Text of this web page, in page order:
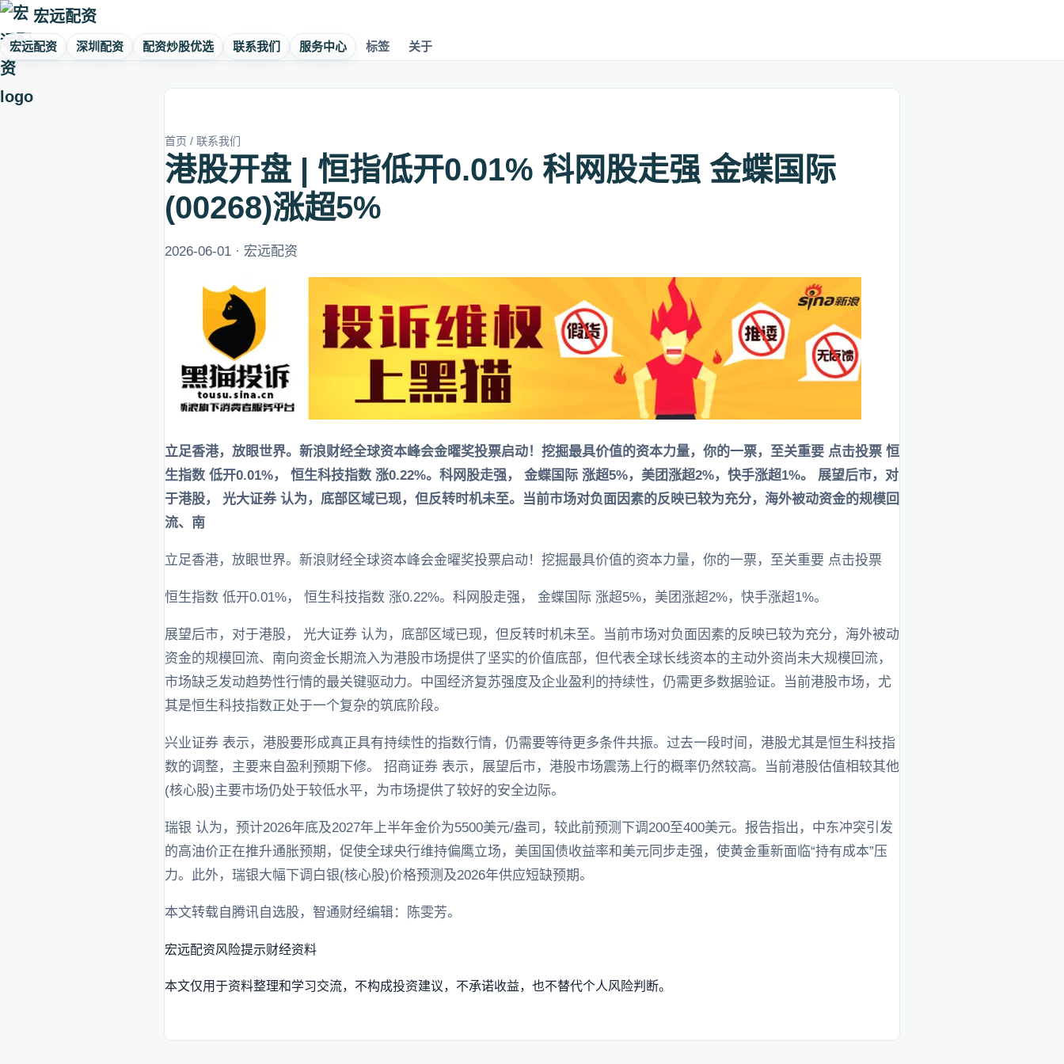
宏远配资
宏远配资 深圳配资 配资炒股优选 联系我们 服务中心 标签 关于
首页 / 联系我们
港股开盘 | 恒指低开0.01% 科网股走强 金蝶国际
(00268)涨超5%
2026-06-01 · 宏远配资
立足香港，放眼世界。新浪财经全球资本峰会金曜奖投票启动！挖掘最具价值的资本力量，你的一票，至关重要 点击投票 恒
生指数 低开0.01%， 恒生科技指数 涨0.22%。科网股走强， 金蝶国际 涨超5%，美团涨超2%，快手涨超1%。 展望后市，对
于港股， 光大证券 认为，底部区域已现，但反转时机未至。当前市场对负面因素的反映已较为充分，海外被动资金的规模回
流、南
立足香港，放眼世界。新浪财经全球资本峰会金曜奖投票启动！挖掘最具价值的资本力量，你的一票，至关重要 点击投票
恒生指数 低开0.01%， 恒生科技指数 涨0.22%。科网股走强， 金蝶国际 涨超5%，美团涨超2%，快手涨超1%。
展望后市，对于港股， 光大证券 认为，底部区域已现，但反转时机未至。当前市场对负面因素的反映已较为充分，海外被动
资金的规模回流、南向资金长期流入为港股市场提供了坚实的价值底部，但代表全球长线资本的主动外资尚未大规模回流，
市场缺乏发动趋势性行情的最关键驱动力。中国经济复苏强度及企业盈利的持续性，仍需更多数据验证。当前港股市场，尤
其是恒生科技指数正处于一个复杂的筑底阶段。
兴业证券 表示，港股要形成真正具有持续性的指数行情，仍需要等待更多条件共振。过去一段时间，港股尤其是恒生科技指
数的调整，主要来自盈利预期下修。 招商证券 表示，展望后市，港股市场震荡上行的概率仍然较高。当前港股估值相较其他
(核心股)主要市场仍处于较低水平，为市场提供了较好的安全边际。
瑞银 认为，预计2026年底及2027年上半年金价为5500美元/盎司，较此前预测下调200至400美元。报告指出，中东冲突引发
的高油价正在推升通胀预期，促使全球央行维持偏鹰立场，美国国债收益率和美元同步走强，使黄金重新面临“持有成本”压
力。此外，瑞银大幅下调白银(核心股)价格预测及2026年供应短缺预期。
本文转载自腾讯自选股，智通财经编辑：陈雯芳。
宏远配资风险提示财经资料
本文仅用于资料整理和学习交流，不构成投资建议，不承诺收益，也不替代个人风险判断。